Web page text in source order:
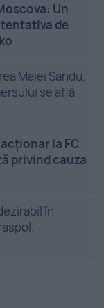
Un
de
Maiei Sandu.
se află
la FC
privind cauza
în